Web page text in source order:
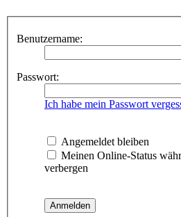
Benutzername:
Passwort:
Ich habe mein Passwort
Angemeldet bleiben
Meinen Online-Status
verbergen